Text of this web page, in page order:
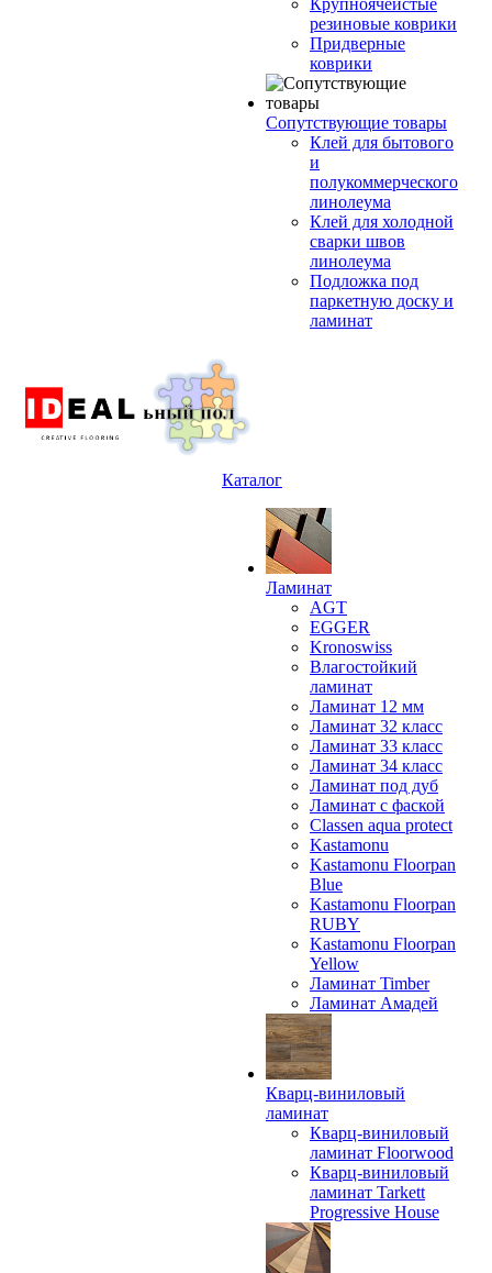
Крупноячеистые
резиновые коврики
Придверные
коврики
Сопутствующие товары
Клей для бытового
и
полукоммерческого
линолеума
Клей для холодной
сварки швов
линолеума
Подложка под
паркетную доску и
ламинат
Каталог
Ламинат
AGT
EGGER
Kronoswiss
Влагостойкий
ламинат
Ламинат 12 мм
Ламинат 32 класс
Ламинат 33 класс
Ламинат 34 класс
Ламинат под дуб
Ламинат с фаской
Classen aqua protect
Kastamonu
Kastamonu Floorpan
Blue
Kastamonu Floorpan
RUBY
Kastamonu Floorpan
Yellow
Ламинат Timber
Ламинат Амадей
Кварц-виниловый
ламинат
Кварц-виниловый
ламинат Floorwood
Кварц-виниловый
ламинат Tarkett
Progressive House